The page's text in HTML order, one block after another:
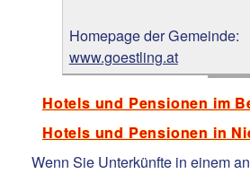
Homepage der Gemeinde:
www.goestling.at
Hotels und Pensionen im
Hotels und Pensionen in
Wenn Sie Unterkünfte in einem